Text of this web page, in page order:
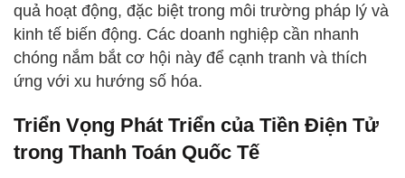
quả hoạt động, đặc biệt trong môi trường pháp lý và
kinh tế biến động. Các doanh nghiệp cần nhanh
chóng nắm bắt cơ hội này để cạnh tranh và thích
ứng với xu hướng số hóa.
Triển Vọng Phát Triển của Tiền Điện Tử
trong Thanh Toán Quốc Tế